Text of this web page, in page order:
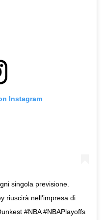
Instagram
singola previsione.
riuscirà nell'impresa di
#NBA #NBAPlayoffs